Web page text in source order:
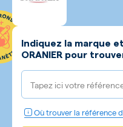
Indiquez la marque
ORANIER pour
Tapez ici votre
Où trouver la référence